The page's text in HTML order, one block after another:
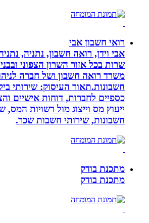
רואי חשבון אבי
אבי וידן, רואה חשבון, נתניה, נתניה
שרות בכל אזור השרון הצפוני ובבני
משרד רואה חשבון ושל חברה לניהול
חשבונות.תאור העיסוק: שירותי ביקורת
כספיים לחברות, דוחות אישיים
ייעוץ מס וייצוג מול רשויות המס,
חשבונות, שירותי חשבות שכר.
מתכנת בודק
מתכנת בודק